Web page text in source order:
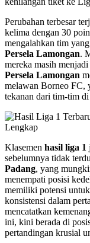
Perubahan terbesar
kelima dengan 30
mengalahkan tim
Persela Lamongan.
mereka masih
Persela Lamongan
melawan Borneo FC,
tekanan dari tim-tim
Klasemen hasil liga 1
sebelumnya tidak
Padang, yang
menempati posisi
memiliki potensi
konsistensi dalam
mencatatkan
ini, kini berada di
pertandingan krusial